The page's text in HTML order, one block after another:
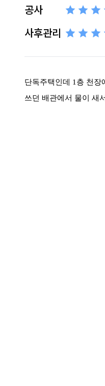
공사
사후관리
단독주택인데 1 층 천장
쓰던 배관에서 물이 새